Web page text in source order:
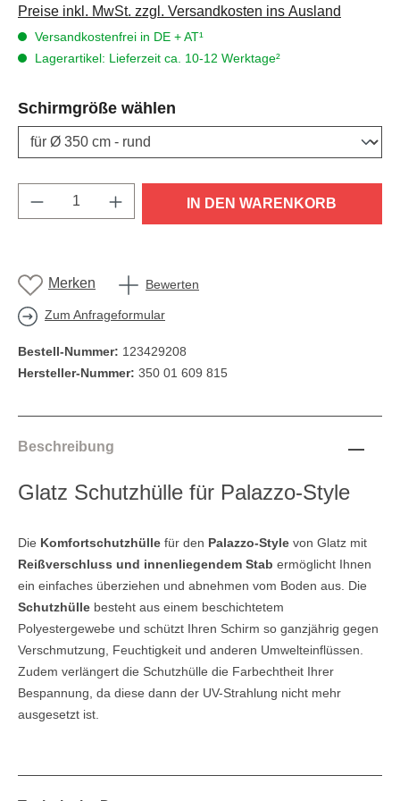
Preise inkl. MwSt. zzgl. Versandkosten ins Ausland
Versandkostenfrei in DE + AT¹
Lagerartikel: Lieferzeit ca. 10-12 Werktage²
Schirmgröße wählen
Produkt Anzahl: Gib den gewünschten
IN DEN WARENKORB
Merken Bewerten
Zum Anfrageformular
Bestell-Nummer: 123429208
Hersteller-Nummer: 350 01 609 815
Beschreibung
Glatz Schutzhülle für Palazzo-Style
Die Komfortschutzhülle für den Palazzo-Style von Glatz mit
Reißverschluss und innenliegendem Stab ermöglicht Ihnen
ein einfaches überziehen und abnehmen vom Boden aus. Die
Schutzhülle besteht aus einem beschichtetem
Polyestergewebe und schützt Ihren Schirm so ganzjährig gegen
Verschmutzung, Feuchtigkeit und anderen Umwelteinflüssen.
Zudem verlängert die Schutzhülle die Farbechtheit Ihrer
Bespannung, da diese dann der UV-Strahlung nicht mehr
ausgesetzt ist.